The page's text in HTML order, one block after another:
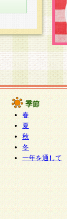
季節
春
夏
秋
冬
一年を通して